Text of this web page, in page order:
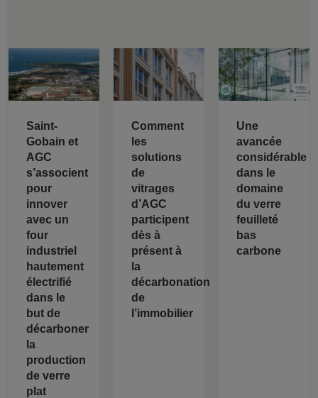
Saint-
Gobain et
AGC
s’associent
pour
innover
avec un
four
industriel
hautement
électrifié
dans le
but de
décarboner
la
production
de verre
plat
Comment
les
solutions
de
vitrages
d’AGC
participent
dès à
présent à
la
décarbonation
de
l’immobilier
Une
avancée
considérable
dans le
domaine
du verre
feuilleté
bas
carbone